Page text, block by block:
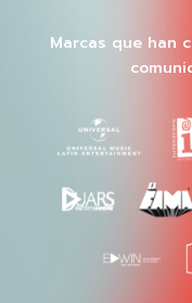
Marcas que han